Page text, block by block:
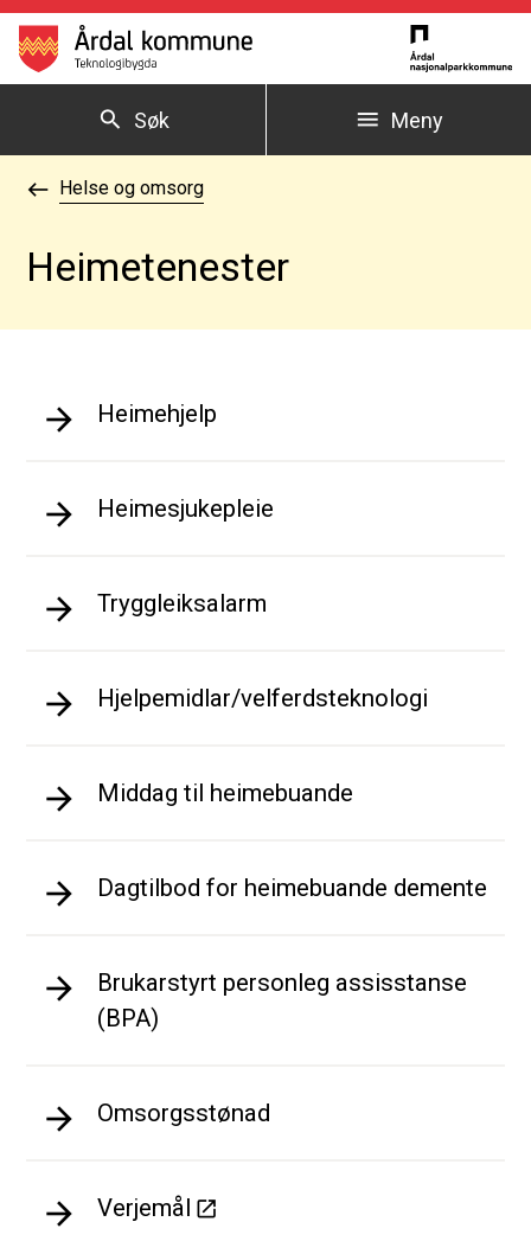
Årdal kommune
Søk Meny
Du er her:
Helse og omsorg
Heimetenester
Heimehjelp
Heimesjukepleie
Tryggleiksalarm
Hjelpemidlar/velferdsteknologi
Middag til heimebuande
Dagtilbod for heimebuande demente
Brukarstyrt personleg assisstanse
(BPA)
Omsorgsstønad
Verjemål